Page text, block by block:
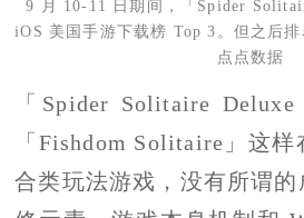
9 月 10-11 日期间，「Spider
iOS 美国手游下载榜 Top 3。但之后排
点点数据
「Spider Solitaire
「Fishdom Solitaire」这
合类玩法游戏，没有所谓